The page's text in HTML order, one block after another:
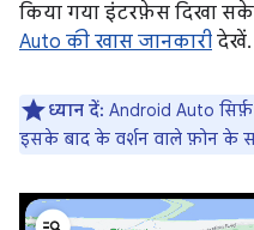
किया गया इंटरफ़ेस दिखा
Auto की खास जानकारी देखें.
ध्यान दें: Android Auto
इसके बाद के वर्शन वाले फ़ोन के